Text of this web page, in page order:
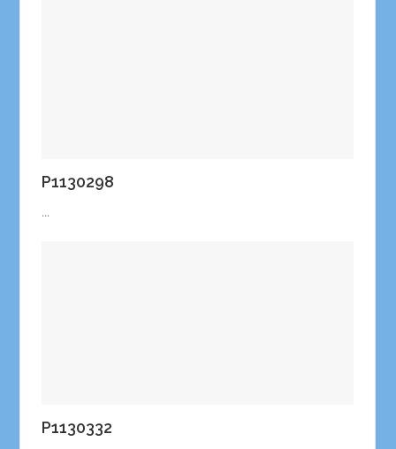
P1130298
...
P1130332